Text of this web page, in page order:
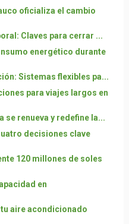
oficializa el cambio
Claves para cerrar ...
energético durante
Sistemas flexibles pa...
para viajes largos en
se renueva y redefine la...
decisiones clave
120 millones de soles
en
aire acondicionado